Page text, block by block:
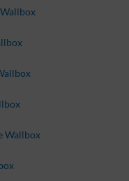
Wallbox